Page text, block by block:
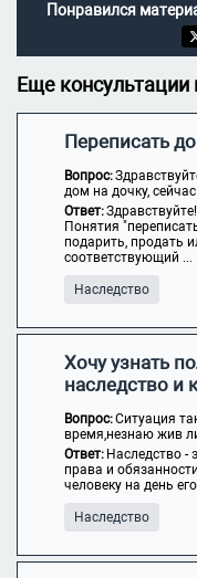
Понравился
Еще консультации
Переписать
Вопрос:
дом на дочку,
Ответ:Здравствуйте!
Понятия
подарить, продать
соответствующий ...
Наследство
Хочу узнать
наследство и
Вопрос:Ситуация
время,незнаю жив
Ответ: Наследство -
права и
человеку на день
Наследство